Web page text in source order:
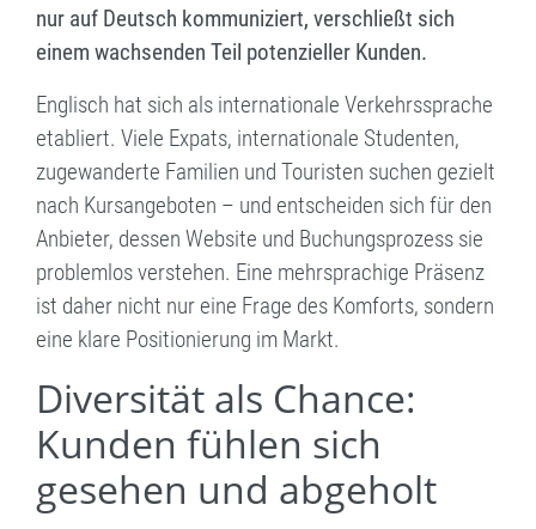
nur auf Deutsch kommuniziert, verschließt sich
einem wachsenden Teil potenzieller Kunden.
Englisch hat sich als internationale Verkehrssprache
etabliert. Viele Expats, internationale Studenten,
zugewanderte Familien und Touristen suchen gezielt
nach Kursangeboten – und entscheiden sich für den
Anbieter, dessen Website und Buchungsprozess sie
problemlos verstehen. Eine mehrsprachige Präsenz
ist daher nicht nur eine Frage des Komforts, sondern
eine klare Positionierung im Markt.
Diversität als Chance:
Kunden fühlen sich
gesehen und abgeholt